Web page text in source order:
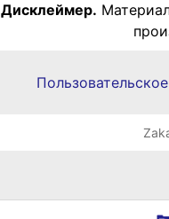
Дисклеймер.